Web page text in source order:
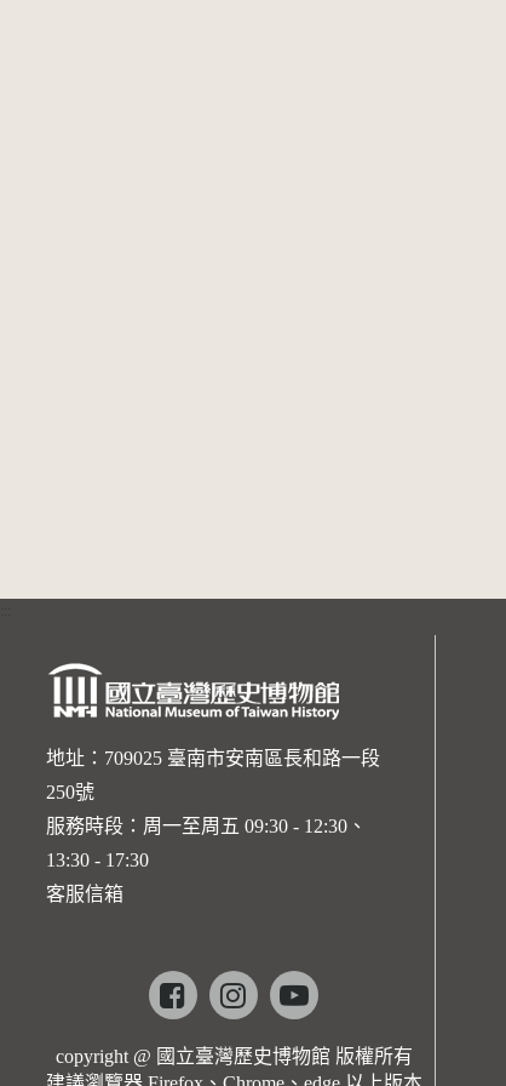
地址：709025 臺南市安南區長和路一段
250號
服務時段：周一至周五 09:30 - 12:30、
13:30 - 17:30
客服信箱
Facebookinstagramyoutube
copyright @ 國立臺灣歷史博物館 版權所有